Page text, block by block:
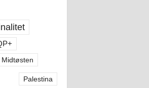
Midtøsten
Palestina